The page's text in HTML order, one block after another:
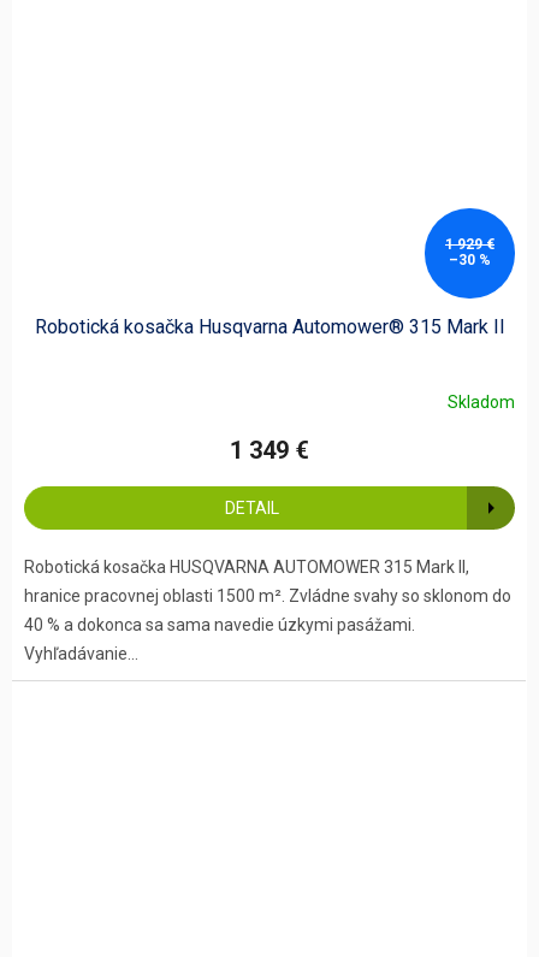
1 929 €
–30 %
Robotická kosačka Husqvarna Automower® 315 Mark II
Skladom
1 349 €
DETAIL
Robotická kosačka HUSQVARNA AUTOMOWER 315 Mark II,
hranice pracovnej oblasti 1500 m². Zvládne svahy so sklonom do
40 % a dokonca sa sama navedie úzkymi pasážami.
Vyhľadávanie...